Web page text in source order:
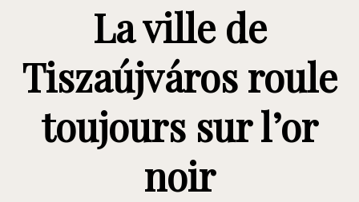
La ville de
Tiszaújváros roule
toujours sur l’or
noir